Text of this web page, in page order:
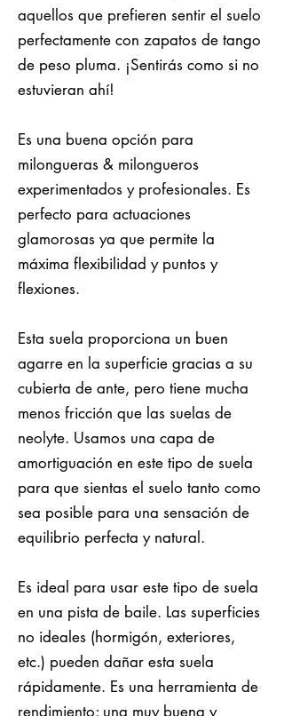
aquellos que prefieren sentir el suelo
perfectamente con zapatos de tango
de peso pluma. ¡Sentirás como si no
estuvieran ahí!
Es una buena opción para
milongueras & milongueros
experimentados y profesionales. Es
perfecto para actuaciones
glamorosas ya que permite la
máxima flexibilidad y puntos y
flexiones.
Esta suela proporciona un buen
agarre en la superficie gracias a su
cubierta de ante, pero tiene mucha
menos fricción que las suelas de
neolyte. Usamos una capa de
amortiguación en este tipo de suela
para que sientas el suelo tanto como
sea posible para una sensación de
equilibrio perfecta y natural.
Es ideal para usar este tipo de suela
en una pista de baile. Las superficies
no ideales (hormigón, exteriores,
etc.) pueden dañar esta suela
rápidamente. Es una herramienta de
rendimiento; una muy buena y